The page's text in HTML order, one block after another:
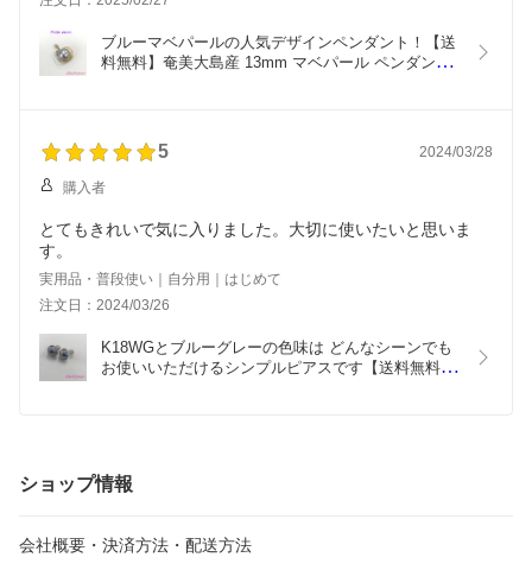
ブルーマベパールの人気デザインペンダント！【送
料無料】奄美大島産 13mm マベパール ペンダント
5 2024/03/28
購入者
とてもきれいで気に入りました。大切に使いたいと思いま
す。
実用品・普段使い｜自分用｜はじめて
注文日：2024/03/26
K18WGとブルーグレーの色味は どんなシーンでも
お使いいただけるシンプルピアスです【送料無料】
ショップ情報
会社概要・決済方法・配送方法